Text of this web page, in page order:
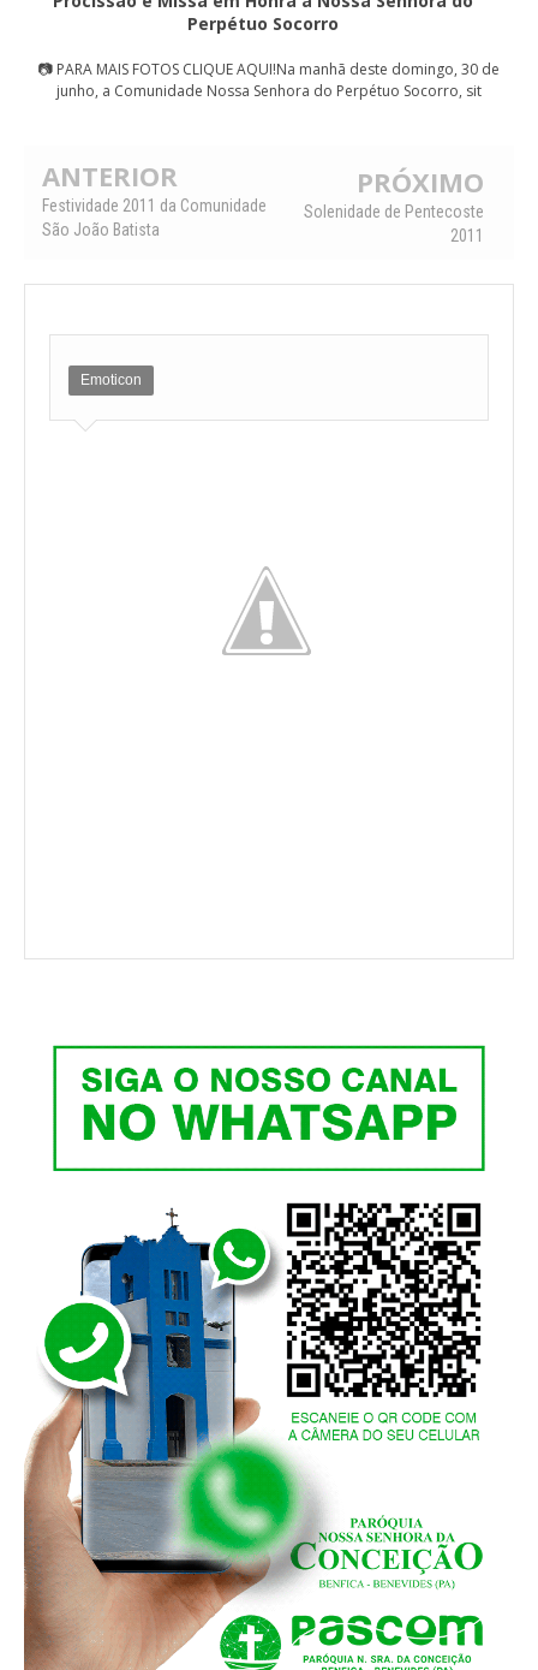
Perpétuo Socorro
📷 PARA MAIS FOTOS CLIQUE AQUI!Na manhã deste domingo, 30 de
junho, a Comunidade Nossa Senhora do Perpétuo Socorro, sit
ANTERIOR
Festividade 2011 da Comunidade
São João Batista
PRÓXIMO
Solenidade de Pentecoste
2011
Emoticon